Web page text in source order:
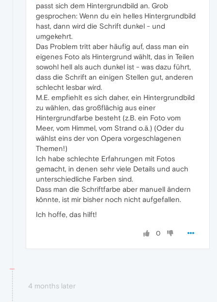
passt sich dem Hintergrundbild an. Grob
gesprochen: Wenn du ein helles Hintergrundbild
hast, dann wird die Schrift dunkel - und
umgekehrt.
Das Problem tritt aber häufig auf, dass man ein
eigenes Foto als Hintergrund wählt, das in Teilen
sowohl hell als auch dunkel ist - was dazu führt,
dass die Schrift an einigen Stellen gut, anderen
schlecht lesbar wird.
M.E. empfiehlt es sich daher, ein Hintergrundbild
zu wählen, das großflächig aus einer
Hintergrundfarbe besteht (z.B. ein Foto vom
Meer, vom Himmel, vom Strand o.ä.) (Oder du
wählst eins der von Opera vorgeschlagenen
Themen!)
Ich habe schlechte Erfahrungen mit Fotos
gemacht, in denen sehr viele Details und auch
unterschiedliche Farben sind.
Dass man die Schriftfarbe aber manuell ändern
könnte, ist mir bisher noch nicht aufgefallen.
Ich hoffe, das hilft!
0
4 months later